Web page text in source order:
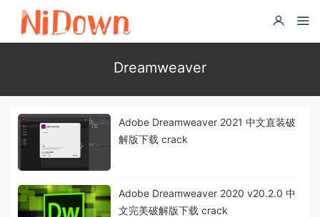
Dreamweaver
Adobe Dreamweaver 2021 中文直装破
解版下载 crack
Adobe Dreamweaver 2020 v20.2.0 中
文完美破解版下载 crack